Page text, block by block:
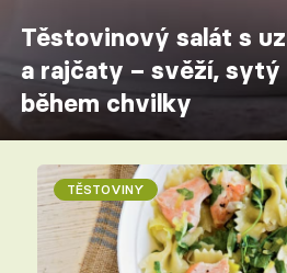
Těstovinový salát s
a rajčaty – svěží,
během chvilky
TĚSTOVINY